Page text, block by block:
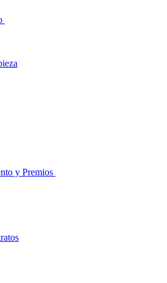
y Premios